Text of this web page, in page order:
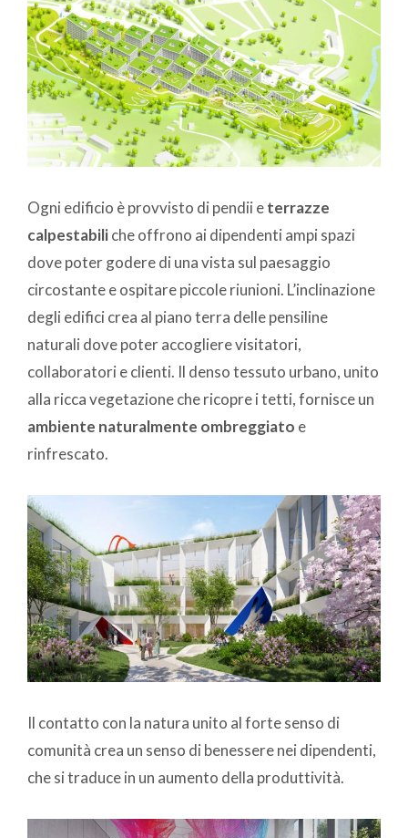
Ogni edificio è provvisto di pendii eterrazze
calpestabiliche offrono ai dipendenti ampi spazi
dove poter godere di una vista sul paesaggio
circostante e ospitare piccole riunioni. L’inclinazione
degli edifici crea al piano terra delle pensiline
naturali dove poter accogliere visitatori,
collaboratori e clienti. Il denso tessuto urbano, unito
alla ricca vegetazione che ricopre i tetti, fornisce un
ambiente naturalmente ombreggiato e
rinfrescato.
Il contatto con la natura unito al forte senso di
comunità crea un senso di benessere nei dipendenti,
che si traduce in un aumento della produttività.